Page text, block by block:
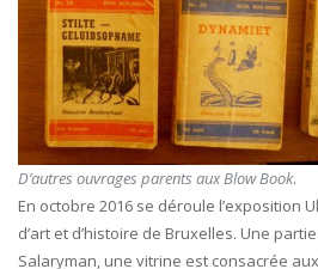
D’autres ouvrages parents aux Blow Book.
En octobre 2016 se déroule l’exposition
d’art et d’histoire de Bruxelles. Une
Salaryman, une vitrine est consacrée